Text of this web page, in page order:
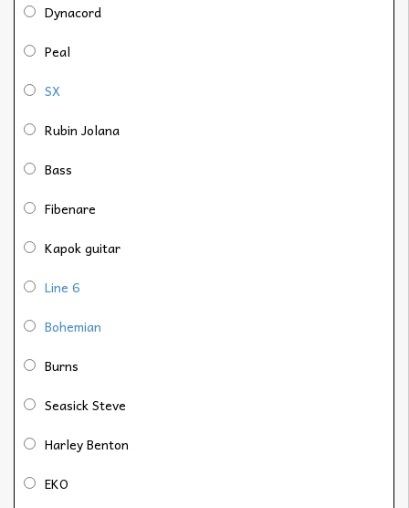
Dynacord
Peal
SX
Rubin Jolana
Bass
Fibenare
Kapok guitar
Line 6
Bohemian
Burns
Seasick Steve
Harley Benton
EKO